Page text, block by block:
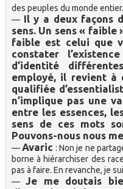
des peuples du monde entier.
— Il y a deux façons
sens. Un sens « faible
faible est celui que
constater
d’identité
employé, il revient à
qualifiée
n’implique pas une
entre les essences,
sens de ces mots
Pouvons-nous nous
—Avaric : Non je ne
borne à hiérarchiser des
pas à faire. En revanche, je
—Je me doutais